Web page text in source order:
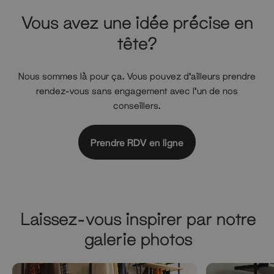
Vous avez une idée précise en
tête?
Nous sommes là pour ça. Vous pouvez d'ailleurs prendre
rendez-vous sans engagement avec l'un de nos
conseillers.
Prendre RDV en ligne
Laissez-vous inspirer par notre
galerie photos